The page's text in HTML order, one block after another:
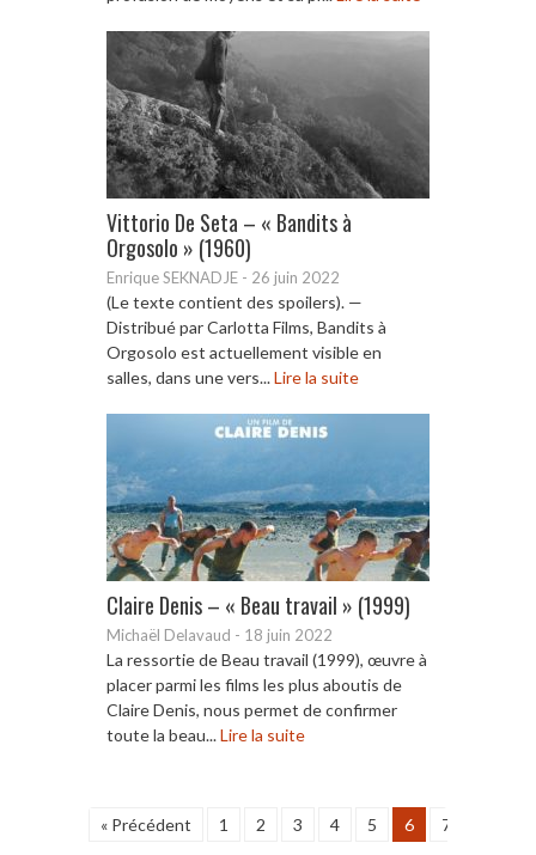
Vittorio De Seta – « Bandits à
Orgosolo » (1960)
Enrique SEKNADJE - 26 juin 2022
(Le texte contient des spoilers). —
Distribué par Carlotta Films, Bandits à
Orgosolo est actuellement visible en
salles, dans une vers...Lire la suite
Claire Denis – « Beau travail » (1999)
Michaël Delavaud - 18 juin 2022
La ressortie de Beau travail (1999), œuvre à
placer parmi les films les plus aboutis de
Claire Denis, nous permet de confirmer
toute la beau...Lire la suite
« Précédent 1 2 3 4 5 6 7